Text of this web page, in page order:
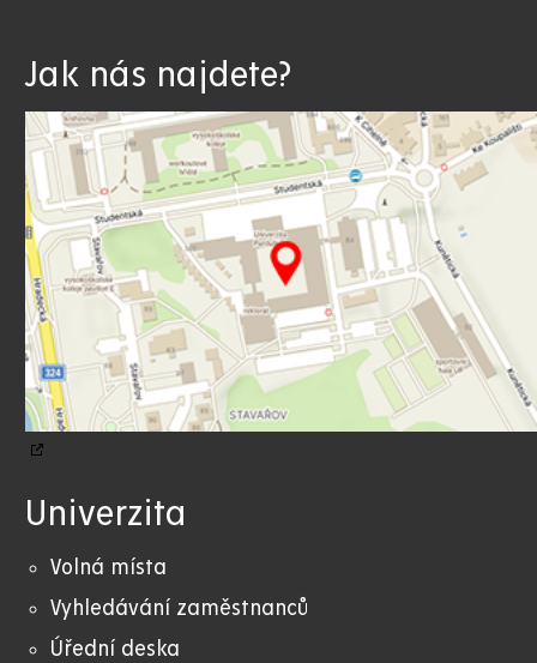
Jak nás najdete?
Univerzita
Volná místa
Vyhledávání zaměstnanců
Úřední deska